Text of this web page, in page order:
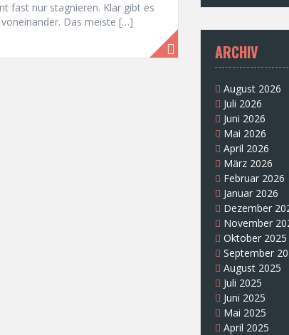
fast nur stagnieren. Klar gibt es
Das meiste […]
ARCHIV
August 2026
Juli 2026
Juni 2026
Mai 2026
April 2026
März 2026
Februar 2026
Januar 2026
Dezember
November
Oktober 2025
September
August 2025
Juli 2025
Juni 2025
Mai 2025
April 2025